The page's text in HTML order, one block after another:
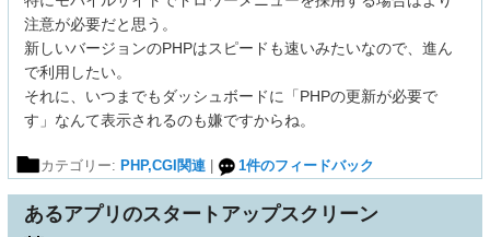
注意が必要だと思う。
新しいバージョンのPHPはスピードも速いみたいなので、進ん
で利用したい。
それに、いつまでもダッシュボードに「PHPの更新が必要で
す」なんて表示されるのも嫌ですからね。
カテゴリー: PHP,CGI関連 1件のフィードバック
あるアプリのスタートアップスクリーン